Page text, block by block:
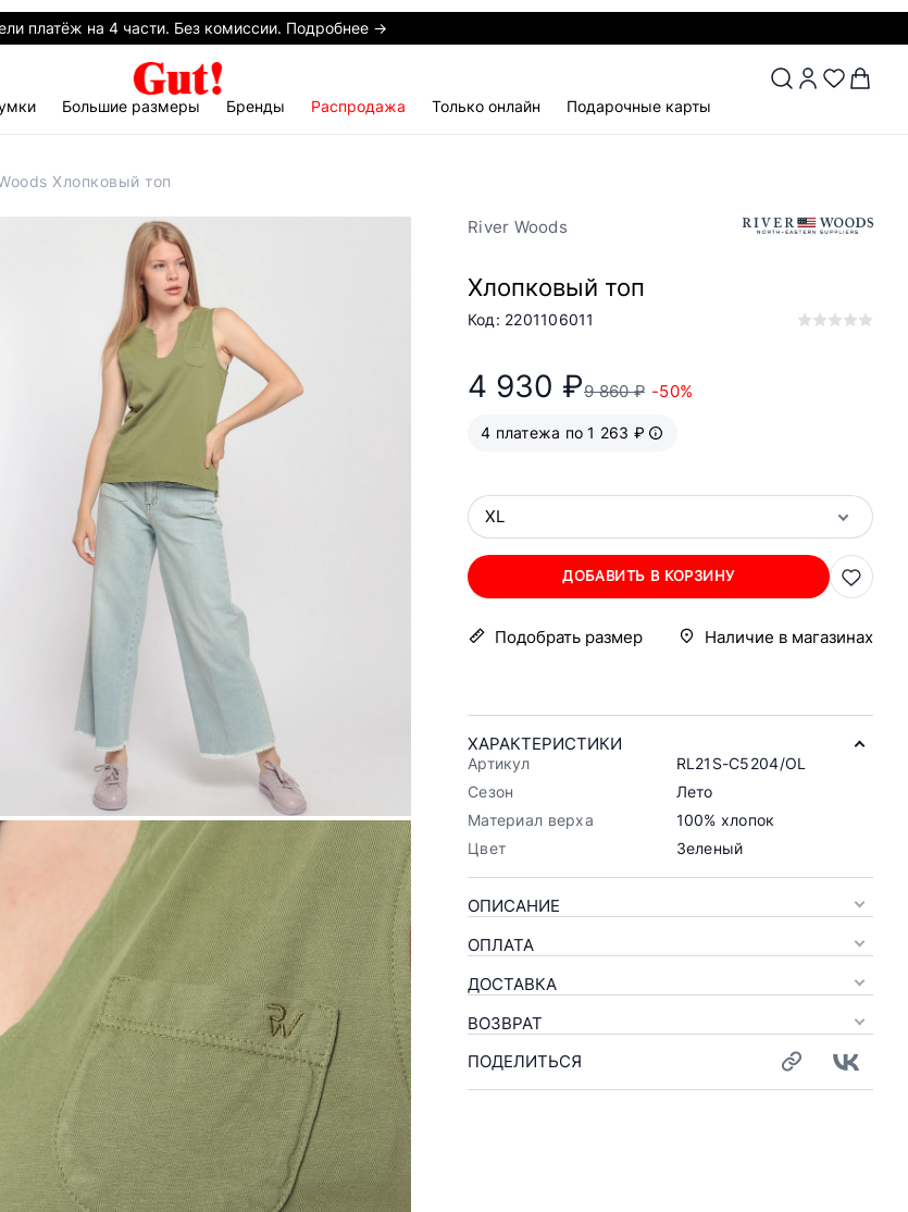
платёж на 4 части. Без комиссии. Подробнее →
Большие размеры Бренды Распродажа Только онлайн Подарочные карты
Хлопковый топ
River Woods
Хлопковый топ
Код: 2201106011
4 930 ₽9 860 ₽ -50%
4 платежа по 1 263 ₽
XL
ДОБАВИТЬ В КОРЗИНУ
Подобрать размер Наличие в магазинах
ХАРАКТЕРИСТИКИ
Артикул
RL21S-C5204/OL
Сезон
Лето
Материал верха
100% хлопок
Цвет
Зеленый
ОПИСАНИЕ
ОПЛАТА
ДОСТАВКА
ВОЗВРАТ
ПОДЕЛИТЬСЯ